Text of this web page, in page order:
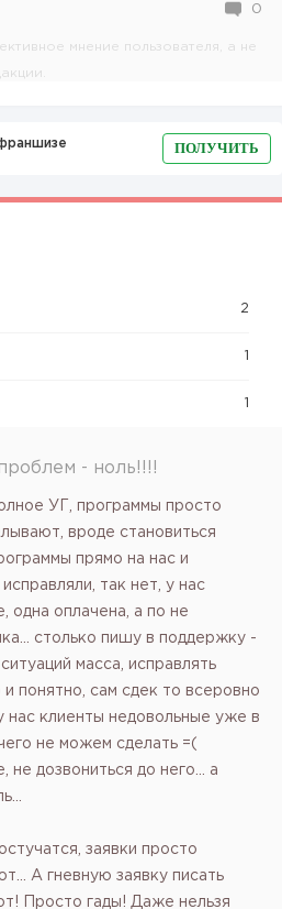
0
мнение пользователя, а не
ПОЛУЧИТЬ
2
1
1
- ноль!!!!
УГ, программы просто
вроде становиться
прямо на нас и
так нет, у нас
одна оплачена, а по не
столько пишу в поддержку -
масса, исправлять
понятно, сам сдек то всеровно
нас клиенты недовольные уже в
не можем сделать =(
не дозвониться до него... а
заявки просто
А гневную заявку писать
Просто гады! Даже нельзя